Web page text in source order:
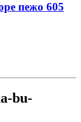
пежо 605
bu-